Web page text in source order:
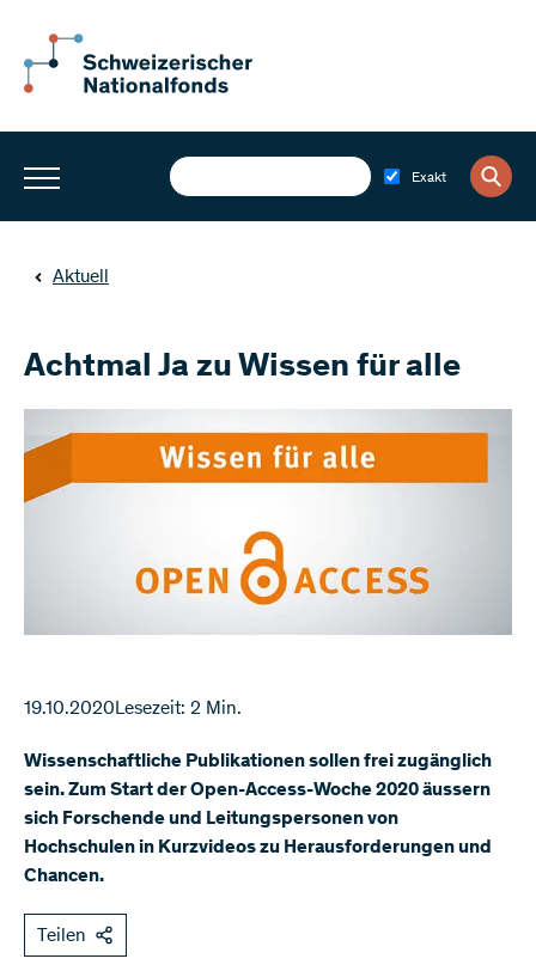
Exakt
Aktuell
Achtmal Ja zu Wissen für alle
19.10.2020Lesezeit: 2 Min.
Wissenschaftliche Publikationen sollen frei zugänglich
sein. Zum Start der Open-Access-Woche 2020 äussern
sich Forschende und Leitungspersonen von
Hochschulen in Kurzvideos zu Herausforderungen und
Chancen.
Teilen